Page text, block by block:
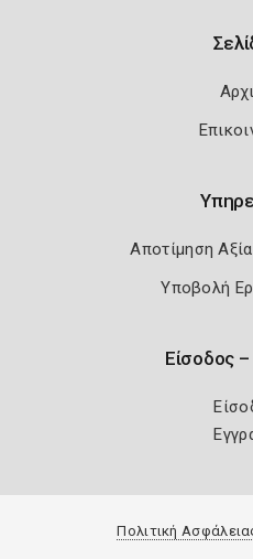
Αποτίμηση
Υποβολή
Είσοδος
Πολιτική